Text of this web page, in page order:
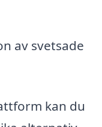
av svetsade
kan du